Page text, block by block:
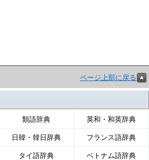
ページ上部に戻る
類語辞典 英和・和英辞典
日韓・韓日辞典 フランス語辞典
タイ語辞典 ベトナム語辞典